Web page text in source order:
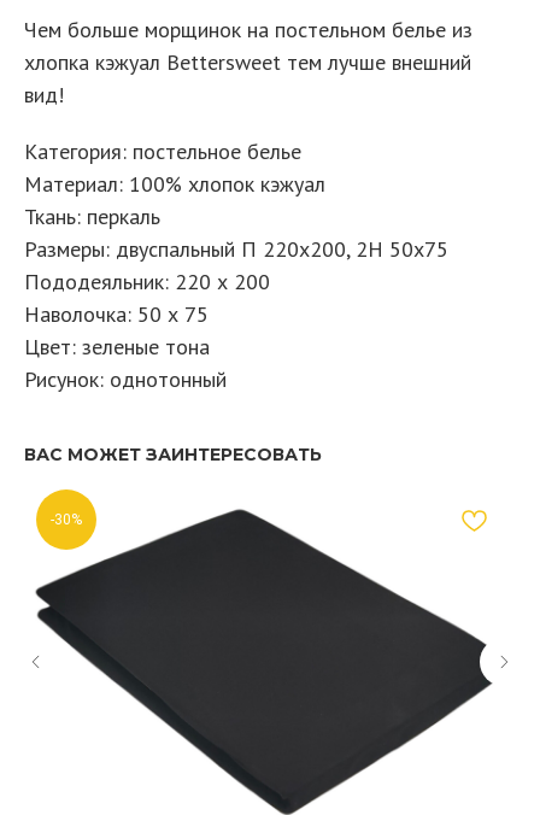
Чем больше морщинок на постельном белье из
хлопка кэжуал Bettersweet тем лучше внешний
вид!
Категория: постельное белье
Материал: 100% хлопок кэжуал
Ткань: перкаль
Размеры: двуспальный П 220х200, 2Н 50х75
Пододеяльник: 220 х 200
Наволочка: 50 х 75
Цвет: зеленые тона
Рисунок: однотонный
ВАС МОЖЕТ ЗАИНТЕРЕСОВАТЬ
-30%